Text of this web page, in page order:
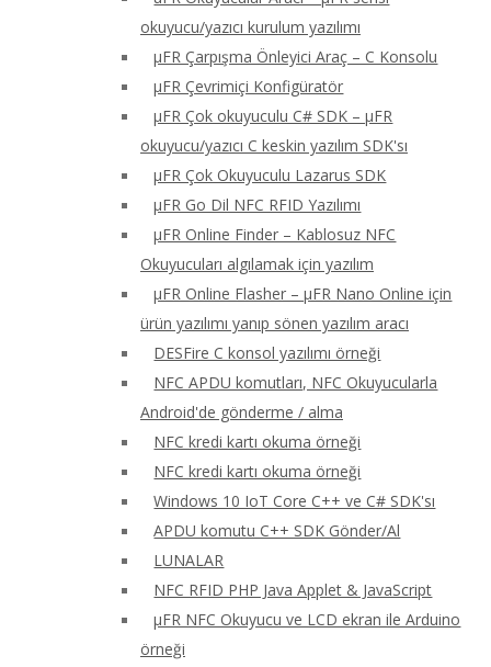
okuyucu/yazıcı kurulum yazılımı
μFR Çarpışma Önleyici Araç – C Konsolu
μFR Çevrimiçi Konfigüratör
μFR Çok okuyuculu C# SDK – μFR
okuyucu/yazıcı C keskin yazılım SDK'sı
μFR Çok Okuyuculu Lazarus SDK
μFR Go Dil NFC RFID Yazılımı
μFR Online Finder – Kablosuz NFC
Okuyucuları algılamak için yazılım
μFR Online Flasher – μFR Nano Online için
ürün yazılımı yanıp sönen yazılım aracı
DESFire C konsol yazılımı örneği
NFC APDU komutları, NFC Okuyucularla
Android'de gönderme / alma
NFC kredi kartı okuma örneği
NFC kredi kartı okuma örneği
Windows 10 IoT Core C++ ve C# SDK'sı
APDU komutu C++ SDK Gönder/Al
LUNALAR
NFC RFID PHP Java Applet & JavaScript
μFR NFC Okuyucu ve LCD ekran ile Arduino
örneği